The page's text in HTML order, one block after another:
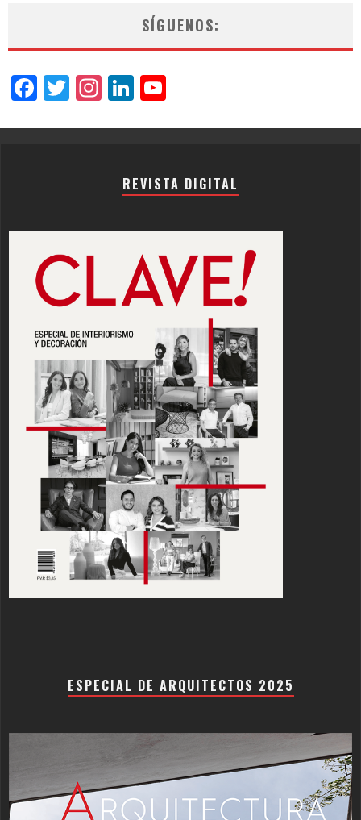
SÍGUENOS:
Facebook
Twitter
Instagram
LinkedIn
REVISTA DIGITAL
ESPECIAL DE ARQUITECTOS 2025